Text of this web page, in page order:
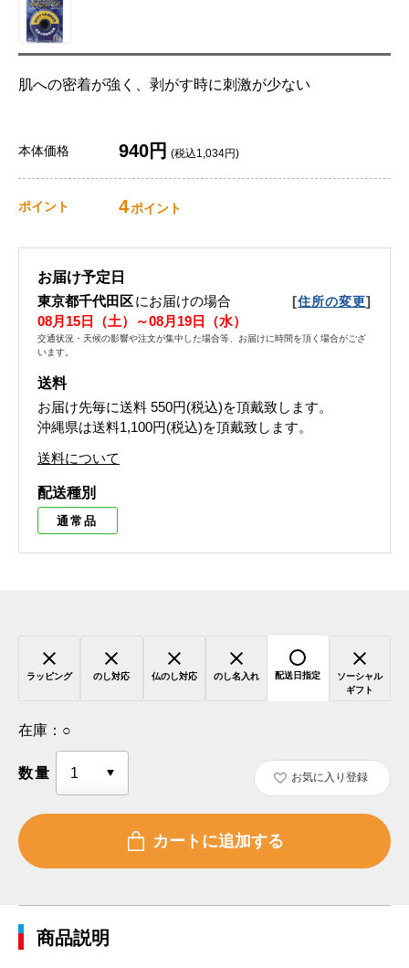
肌への密着が強く、剥がす時に刺激が少ない
本体価格 940円 (税込1,034円)
ポイント 4ポイント
お届け予定日
東京都千代田区にお届けの場合 [住所の変更]
08月15日（土）～08月19日（水）
交通状況・天候の影響や注文が集中した場合等、お届けに時間を頂く場合がござ
います。
送料
お届け先毎に送料 550円(税込)を頂戴致します。
沖縄県は送料1,100円(税込)を頂戴致します。
送料について
配送種別
通常品
ラッピング のし対応 仏のし対応 のし名入れ 配送日指定
ソーシャル
ギフト
在庫： ○
数量 お気に入り登録
商品説明